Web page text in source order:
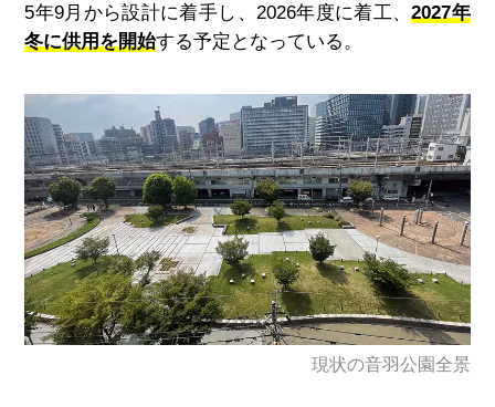
5年9月から設計に着手し、 2026年度に着工、2027年
冬に供用を開始する予定となっている。
現状の音羽公園全景